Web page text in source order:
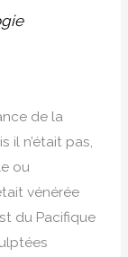
de la
il n’était pas,
ou
vénérée
du Pacifique